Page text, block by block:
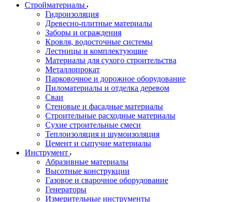
Стройматериалы
Гидроизоляция
Древесно-плитные материалы
Заборы и ограждения
Кровля, водосточные системы
Лестницы и комплектующие
Материалы для сухого строительства
Металлопрокат
Парковочное и дорожное оборудование
Пиломатериалы и отделка деревом
Сваи
Стеновые и фасадные материалы
Строительные расходные материалы
Сухие строительные смеси
Теплоизоляция и шумоизоляция
Цемент и сыпучие материалы
Инструмент
Абразивные материалы
Высотные конструкции
Газовое и сварочное оборудование
Генераторы
Измерительные инструменты